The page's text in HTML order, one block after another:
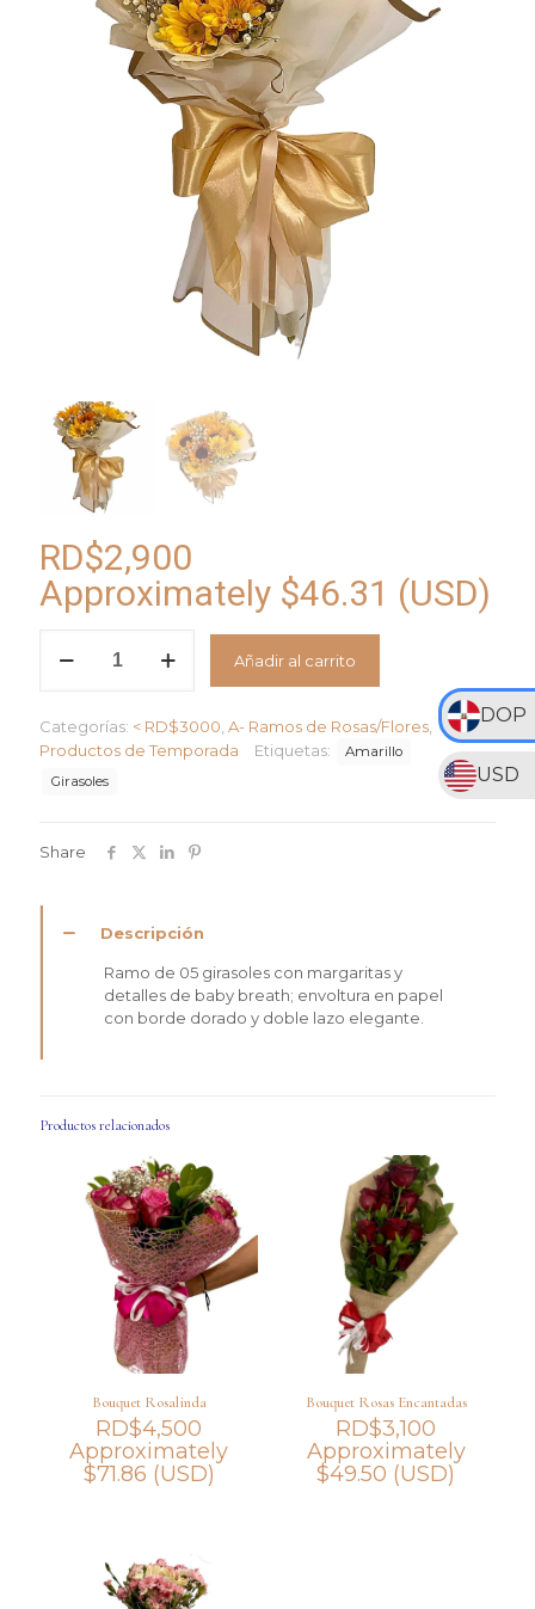
DOP
USD
RD$2,900
Approximately $46.31 (USD)
Dorada
Añadir al carrito
Categorías: < RD$3000 A- Ramos de Rosas/Flores
Productos de Temporada
Etiquetas:
Amarillo
Girasoles
Share
Descripción
Ramo de 05 girasoles con margaritas y
detalles de baby breath; envoltura en papel
con borde dorado y doble lazo elegante.
Productos relacionados
Bouquet Rosalinda
RD$4,500
Approximately
$71.86 (USD)
Bouquet Rosas Encantadas
RD$3,100
Approximately
$49.50 (USD)